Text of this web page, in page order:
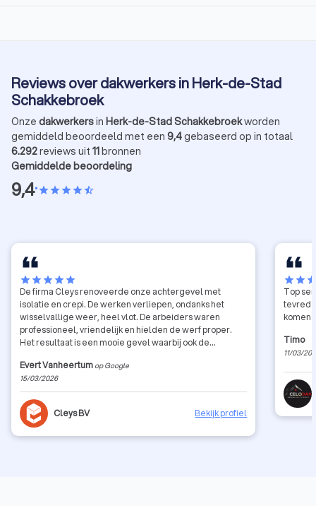
Reviews over dakwerkers in Herk-de-Stad
Schakkebroek
Onze dakwerkersin Herk-de-Stad Schakkebroekworden
gemiddeld beoordeeld met een 9,4gebaseerd op in totaal
6.292reviews uit 11bronnen
Gemiddelde beoordeling
9,4•starstarstarstarstar_half
starstarstarstarstar
De firma Cleys renoveerde onze achtergevel met
isolatie en crepi. De werken verliepen, ondanks het
wisselvallige weer, heel vlot. De arbeiders waren
professioneel, vriendelijk en hielden de werf proper.
Het resultaat is een mooie gevel waarbij ook de
regenpijpen, zinken dakranden, blauwe steen, etc.)
Evert Vanheertum op Google
15/03/2026
Cleys BV Bekijk profiel
starstar
Top
komen
Timo
11/03/